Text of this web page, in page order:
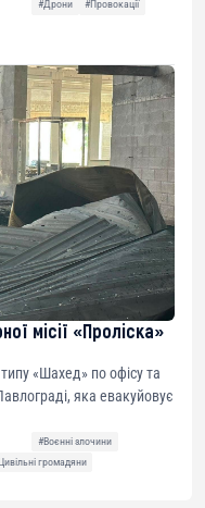
#Дрони
#Провокації
місії «Проліска»
«Шахед» по офісу та
яка евакуйовує
#Воєнні злочини
громадяни